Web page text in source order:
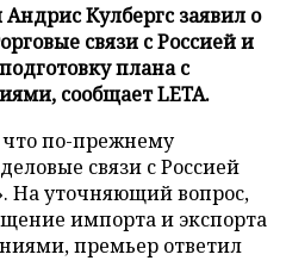
Кулбергс заявил о
связи с Россией и
плана с
сообщает LETA.
что по-прежнему
связи с Россией
На уточняющий вопрос,
импорта и экспорта
премьер ответил